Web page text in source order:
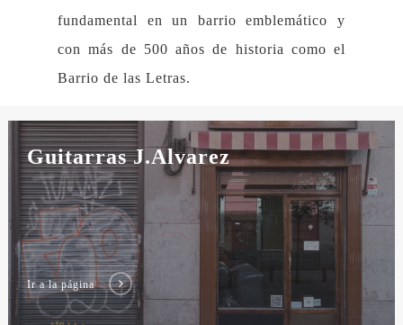
fundamental en un barrio emblemático y
con más de 500 años de historia como el
Barrio de las Letras.
Guitarras J.Alvarez
Ir a la página